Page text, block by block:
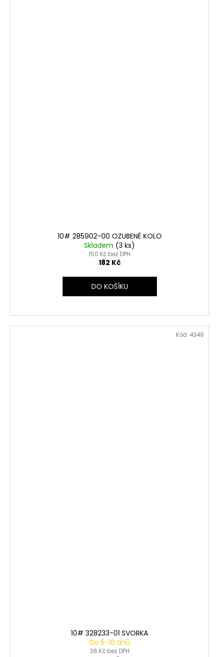
10# 285902-00 OZUBENÉ KOLO
Skladem (3 ks)
150 Kč bez DPH
182 Kč
DO KOŠÍKU
10# 328233-01 SVORKA
Do 5-10 dnů
36 Kč bez DPH
Kód: 4349